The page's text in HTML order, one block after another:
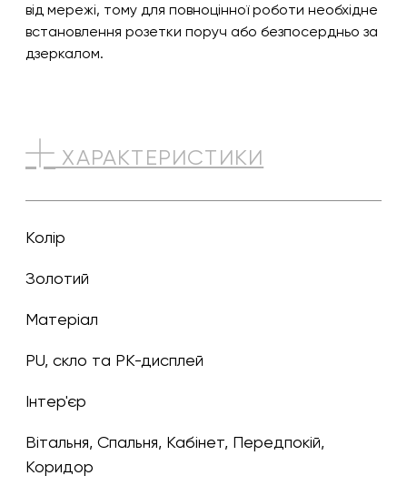
від мережі, тому для повноцінної роботи необхідне
встановлення розетки поруч або безпосердньо за
дзеркалом.
ХАРАКТЕРИСТИКИ
Колір
золотий
Матеріал
PU, скло та РК-дисплей
Інтер'єр
Вітальня, Спальня, Кабінет, Передпокій,
Коридор